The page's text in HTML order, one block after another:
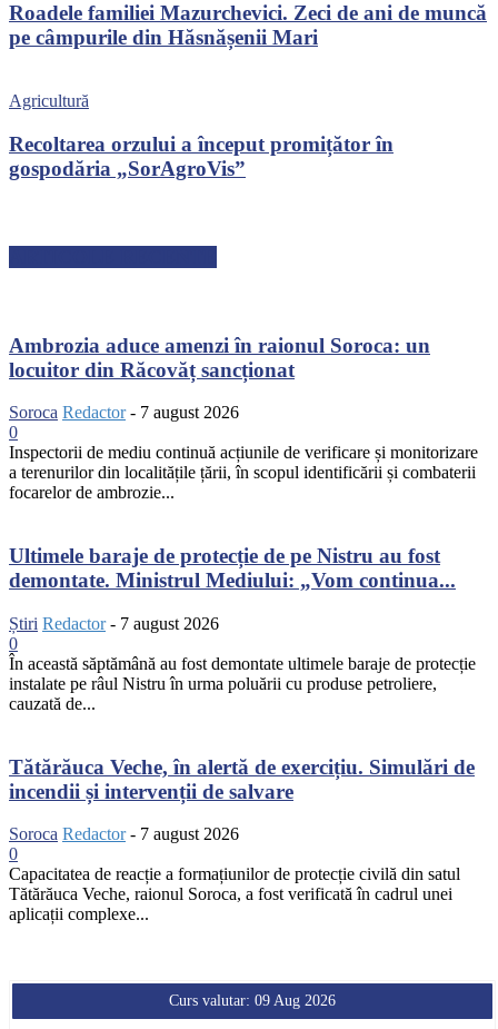
Roadele familiei Mazurchevici. Zeci de ani de muncă
pe câmpurile din Hăsnășenii Mari
Agricultură
Recoltarea orzului a început promițător în
gospodăria „SorAgroVis”
Ambrozia aduce amenzi în raionul Soroca: un
locuitor din Răcovăț sancționat
Soroca Redactor - 7 august 2026
0
Inspectorii de mediu continuă acțiunile de verificare și monitorizare
a terenurilor din localitățile țării, în scopul identificării și combaterii
focarelor de ambrozie...
Ultimele baraje de protecție de pe Nistru au fost
demontate. Ministrul Mediului: „Vom continua...
Știri Redactor - 7 august 2026
0
În această săptămână au fost demontate ultimele baraje de protecție
instalate pe râul Nistru în urma poluării cu produse petroliere,
cauzată de...
Tătărăuca Veche, în alertă de exercițiu. Simulări de
incendii și intervenții de salvare
Soroca Redactor - 7 august 2026
0
Capacitatea de reacție a formațiunilor de protecție civilă din satul
Tătărăuca Veche, raionul Soroca, a fost verificată în cadrul unei
aplicații complexe...
Curs valutar: 09 Aug 2026